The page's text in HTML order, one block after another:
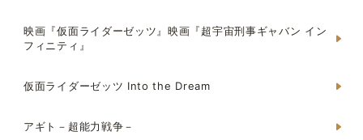
映画『仮面ライダーゼッツ』映画『超宇宙刑事ギャバン イン
フィニティ』
仮面ライダーゼッツ Into the Dream
アギト－超能力戦争－